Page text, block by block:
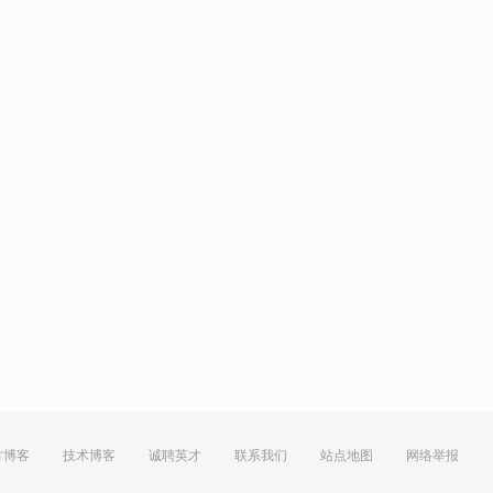
博客 技术博客 诚聘英才 联系我们 站点地图 网络举报